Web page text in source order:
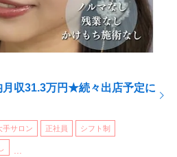
収31.3万円★続々出店予定に
手サロン 正社員 シフト制
...